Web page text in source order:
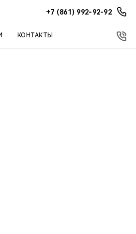
+7 (861) 992-92-92
КОНТАКТЫ